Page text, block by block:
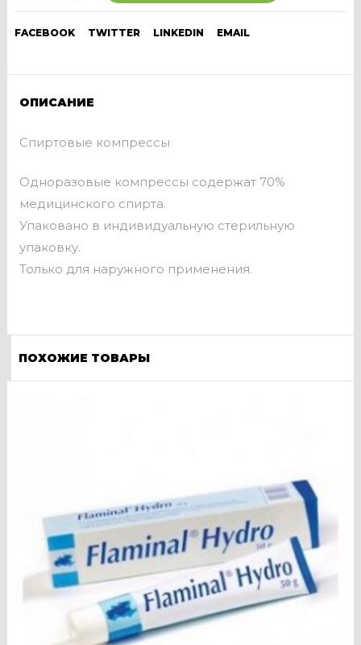
FACEBOOK TWITTER LINKEDIN EMAIL
ОПИСАНИЕ
Спиртовые компрессы
Одноразовые компрессы содержат 70%
медицинского спирта.
Упаковано в индивидуальную стерильную
упаковку.
Только для наружного применения.
ПОХОЖИЕ ТОВАРЫ